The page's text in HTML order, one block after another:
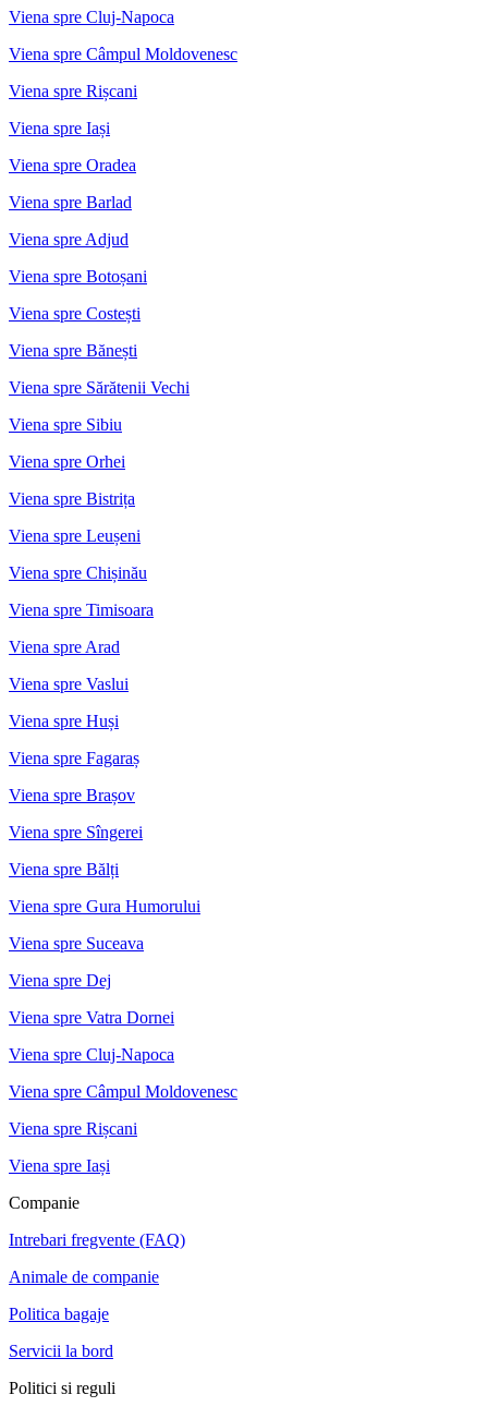
Viena spre Cluj-Napoca
Viena spre Câmpul Moldovenesc
Viena spre Rișcani
Viena spre Iași
Viena spre Oradea
Viena spre Barlad
Viena spre Adjud
Viena spre Botoșani
Viena spre Costești
Viena spre Bănești
Viena spre Sărătenii Vechi
Viena spre Sibiu
Viena spre Orhei
Viena spre Bistrița
Viena spre Leușeni
Viena spre Chișinău
Viena spre Timisoara
Viena spre Arad
Viena spre Vaslui
Viena spre Huși
Viena spre Fagaraș
Viena spre Brașov
Viena spre Sîngerei
Viena spre Bălți
Viena spre Gura Humorului
Viena spre Suceava
Viena spre Dej
Viena spre Vatra Dornei
Viena spre Cluj-Napoca
Viena spre Câmpul Moldovenesc
Viena spre Rișcani
Viena spre Iași
Companie
Intrebari fregvente (FAQ)
Animale de companie
Politica bagaje
Servicii la bord
Politici si reguli